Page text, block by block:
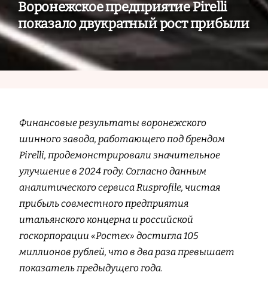
Воронежское предприятие Pirelli
показало двукратный рост прибыли
Финансовые результаты воронежского
шинного завода, работающего под брендом
Pirelli, продемонстрировали значительное
улучшение в 2024 году. Согласно данным
аналитического сервиса Rusprofile, чистая
прибыль совместного предприятия
итальянского концерна и российской
госкорпорации «Ростех» достигла 105
миллионов рублей, что в два раза превышает
показатель предыдущего года.